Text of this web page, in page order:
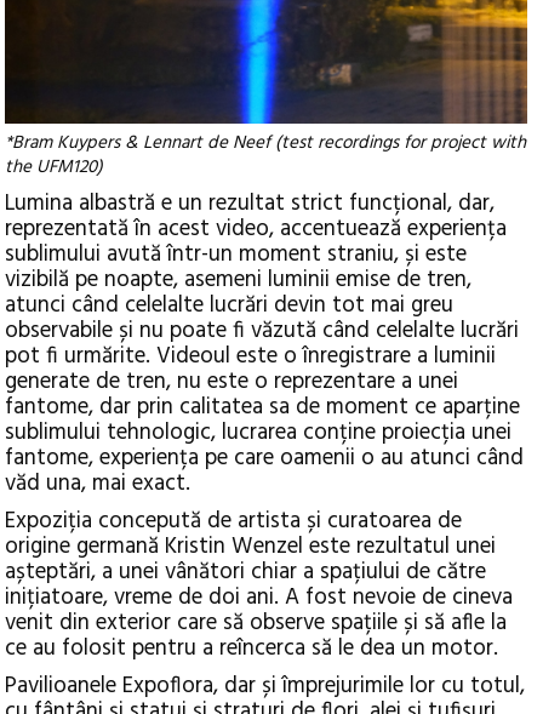
*Bram Kuypers & Lennart de Neef (test recordings for project with
the UFM120)
Lumina albastră e un rezultat strict funcțional, dar,
reprezentată în acest video, accentuează experiența
sublimului avută într-un moment straniu, și este
vizibilă pe noapte, asemeni luminii emise de tren,
atunci când celelalte lucrări devin tot mai greu
observabile și nu poate fi văzută când celelalte lucrări
pot fi urmărite. Videoul este o înregistrare a luminii
generate de tren, nu este o reprezentare a unei
fantome, dar prin calitatea sa de moment ce aparține
sublimului tehnologic, lucrarea conține proiecția unei
fantome, experiența pe care oamenii o au atunci când
văd una, mai exact.
Expoziția concepută de artista și curatoarea de
origine germană Kristin Wenzel este rezultatul unei
așteptări, a unei vânători chiar a spațiului de către
inițiatoare, vreme de doi ani. A fost nevoie de cineva
venit din exterior care să observe spațiile și să afle la
ce au folosit pentru a reîncerca să le dea un motor.
Pavilioanele Expoflora, dar și împrejurimile lor cu totul,